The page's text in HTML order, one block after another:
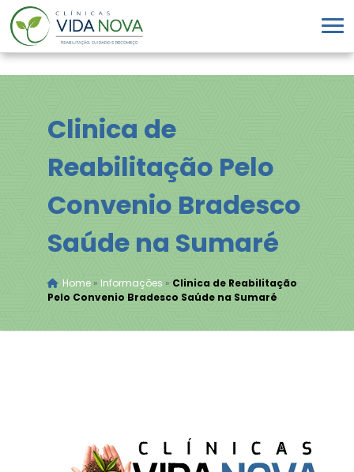
Clinica de
Reabilitação Pelo
Convenio Bradesco
Saúde na Sumaré
Home» Informações » Clinica de Reabilitação
Pelo Convenio Bradesco Saúde na Sumaré